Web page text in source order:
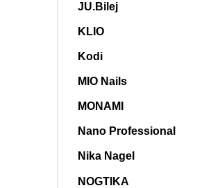
JU.Bilej
KLIO
Kodi
MIO Nails
MONAMI
Nano Professional
Nika Nagel
NOGTIKA